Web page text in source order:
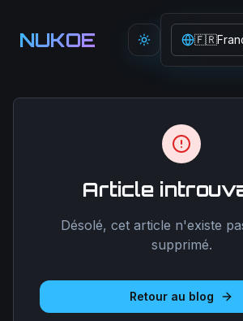
NUKOE Toggle theme
🇫🇷
Article
Désolé, cet article n'existe
supprimé.
Retour au blog